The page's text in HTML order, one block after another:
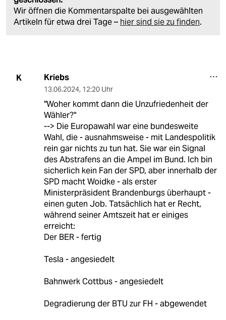
Wir öffnen die Kommentarspalte bei ausgewählten
Artikeln für etwa drei Tage – hier sind sie zu finden.
K Kriebs
13.06.2024, 12:20 Uhr
"Woher kommt dann die Unzufriedenheit der
Wähler?"
--> Die Europawahl war eine bundesweite
Wahl, die - ausnahmsweise - mit Landespolitik
rein gar nichts zu tun hat. Sie war ein Signal
des Abstrafens an die Ampel im Bund. Ich bin
sicherlich kein Fan der SPD, aber innerhalb der
SPD macht Woidke - als erster
Ministerpräsident Brandenburgs überhaupt -
einen guten Job. Tatsächlich hat er Recht,
während seiner Amtszeit hat er einiges
erreicht:
Der BER - fertig
Tesla - angesiedelt
Bahnwerk Cottbus - angesiedelt
Degradierung der BTU zur FH - abgewendet